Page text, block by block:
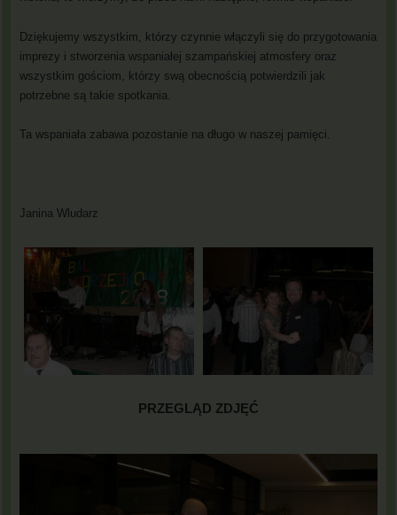
Dziękujemy wszystkim, którzy czynnie włączyli się do przygotowania
imprezy i stworzenia wspaniałej szampańskiej atmosfery oraz
wszystkim gościom, którzy swą obecnością potwierdzili jak
potrzebne są takie spotkania.
Ta wspaniała zabawa pozostanie na długo w naszej pamięci.
Janina Wludarz
PRZEGLĄD ZDJĘĆ